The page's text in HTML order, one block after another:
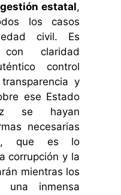
estatal,
los casos
civil. Es
claridad
control
y
ese Estado
se hayan
necesarias
que es lo
corrupción y la
mientras los
una inmensa